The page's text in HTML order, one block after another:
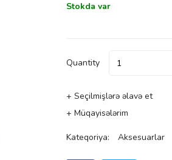
Stokda var
Quantity
+ Seçilmişlərə əlavə et
+ Müqayisələrim
Kateqoriya: Aksesuarlar